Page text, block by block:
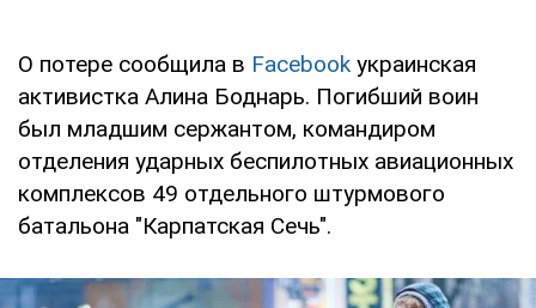
О потере сообщила в Facebook украинская
активистка Алина Боднарь. Погибший воин
был младшим сержантом, командиром
отделения ударных беспилотных авиационных
комплексов 49 отдельного штурмового
батальона "Карпатская Сечь".